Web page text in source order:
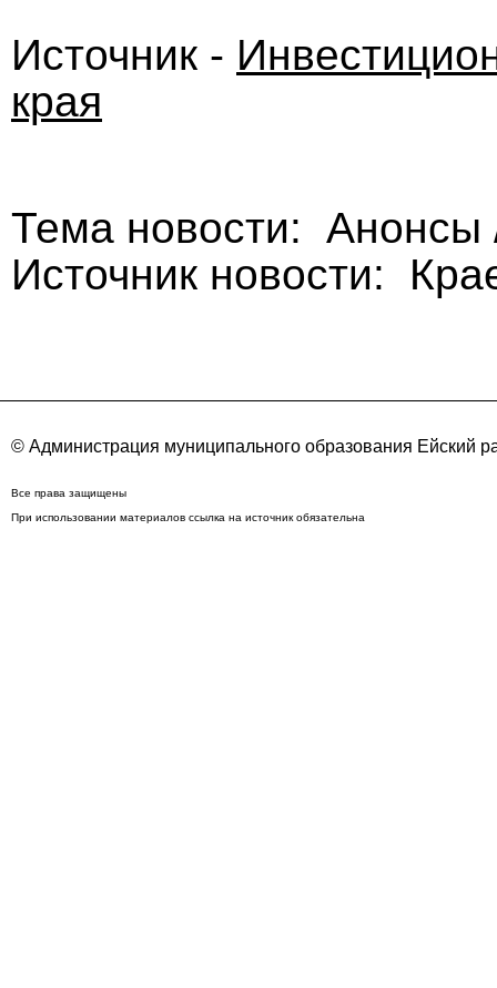
Источник -
края
Тема новости:
Источник новости:
© Администрация муниципального образования Ейский
Все права защищены
При использовании материалов ссылка на источник обязательна